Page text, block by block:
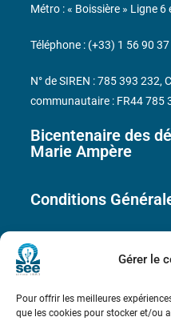
Gérer le
Pour offrir les meilleures
que les cookies pour stocker et/ou
Bicentenaire des
Marie Ampère
Conditions
Mentions légales
Contact
Métro : « Boissière » Ligne 6
Téléphone : (+33) 1 56 90
N° de SIREN : 785 393 232,
communautaire : FR44 785